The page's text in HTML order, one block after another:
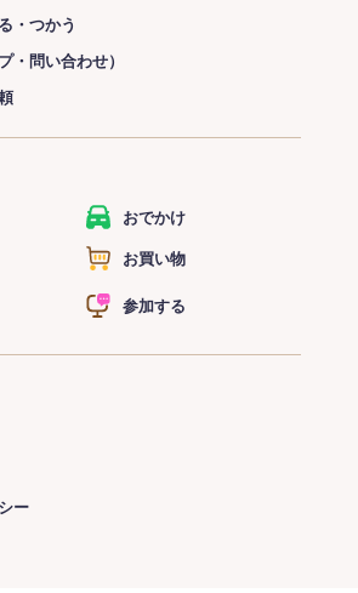
・つかう
・問い合わせ）
おでかけ
お買い物
参加する
ー